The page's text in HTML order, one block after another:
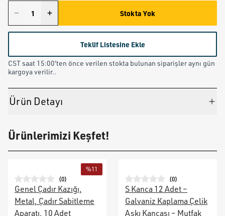
Stokta Yok
Teklif Listesine Ekle
CST saat 15:00'ten önce verilen stokta bulunan siparişler aynı gün
kargoya verilir..
Ürün Detayı
Ürünlerimizi Keşfet!
%11
(0)
Genel Çadır Kazığı,
Metal, Çadır Sabitleme
Aparatı, 10 Adet
(0)
S Kanca 12 Adet –
Galvaniz Kaplama Çelik
Askı Kancası – Mutfak